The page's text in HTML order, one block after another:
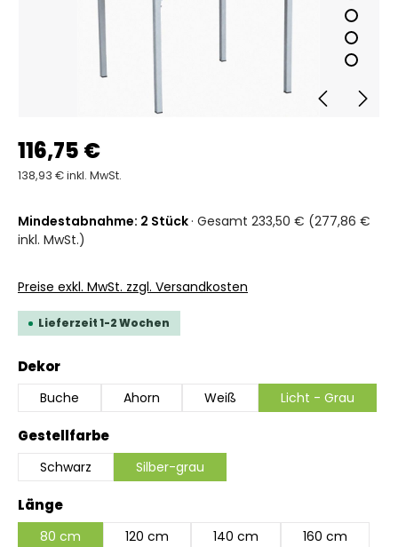
116,75 €
138,93 € inkl. MwSt.
Mindestabnahme: 2 Stück · Gesamt 233,50 € (277,86 €
inkl. MwSt.)
Preise exkl. MwSt. zzgl. Versandkosten
Lieferzeit 1-2 Wochen
Dekorauswählen
Buche Ahorn Weiß Licht - Grau
Gestellfarbeauswählen
Schwarz Silber-grau
Längeauswählen
80 cm 120 cm 140 cm 160 cm